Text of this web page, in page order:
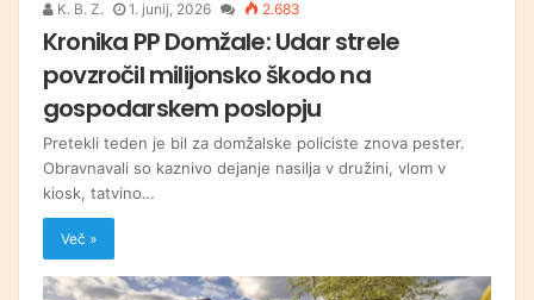
K. B. Z. 1. junij, 2026 2.683
Kronika PP Domžale: Udar strele
povzročil milijonsko škodo na
gospodarskem poslopju
Pretekli teden je bil za domžalske policiste znova pester.
Obravnavali so kaznivo dejanje nasilja v družini, vlom v
kiosk, tatvino…
Več »